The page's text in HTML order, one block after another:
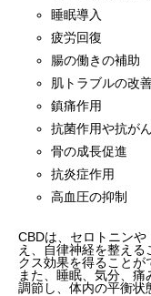
睡眠導入
疲労回復
腸の働きの補助
肌トラブルの改
鎮痛作用
抗菌作用や抗が
骨の成長促進
抗炎症作用
高血圧の抑制
CBDは、セロトニン
え、自律神経を整え
クス効果を得ることが
また、睡眠、気分、
調節し、体内の平衡状